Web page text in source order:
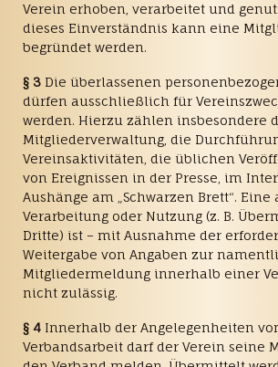
Verein erhoben, verarbeitet und
dieses Einverständnis kann eine
begründet werden.
§ 3 Die überlassenen
dürfen ausschließlich für
werden. Hierzu zählen insbesondere
Mitgliederverwaltung, die
Vereinsaktivitäten, die üblichen
von Ereignissen in der Presse, im
Aushänge am „Schwarzen Brett“.
Verarbeitung oder Nutzung (z. B.
Dritte) ist – mit Ausnahme der
Weitergabe von Angaben zur
Mitgliedermeldung innerhalb einer
nicht zulässig.
§ 4 Innerhalb der Angelegenheiten
Verbandsarbeit darf der Verein seine